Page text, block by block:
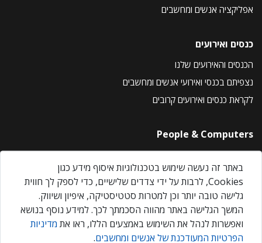
אפליקציה אנשים ומחשבים
כנסים ואירועים
הכנסים והאירועים שלנו
נצפיתם בכנסי ואירועי אנשים ומחשבים
לקראת כנסים ואירועים קרובים
People & Computers
About Us
Privacy Policy
Contact Us
Our Events
באתר זה נעשה שימוש בטכנולוגיות איסוף מידע כגון
Cookies, לרבות על ידי צדדים שלישיים, כדי לספק לך חווית
גלישה טובה יותר וכן למטרות סטטיסטיקה, איפיון ושיווק.
המשך הגלישה באתר מהווה הסכמתך לכך. למידע נוסף בנושא
ואפשרות לנהל את השימוש באמצעים הללו, ראו את מדיניות
הפרטיות המעודכנת של אנשים ומחשבים.